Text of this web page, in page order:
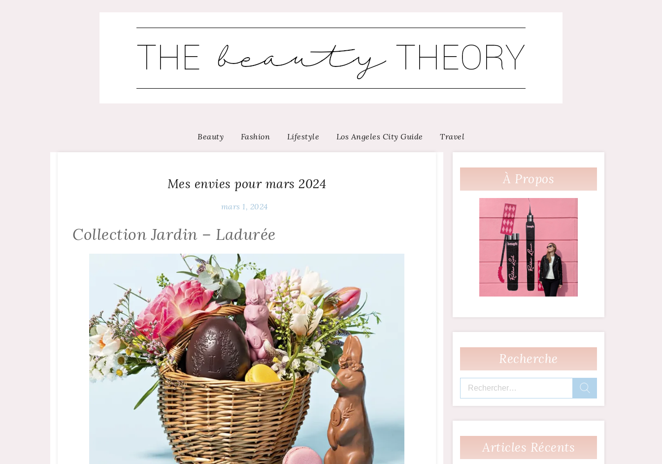
Beauty Fashion Lifestyle Los Angeles City Guide Travel
Mes envies pour mars 2024
mars 1, 2024
Collection Jardin – Ladurée
À Propos
Recherche
Rechercher :
Articles Récents